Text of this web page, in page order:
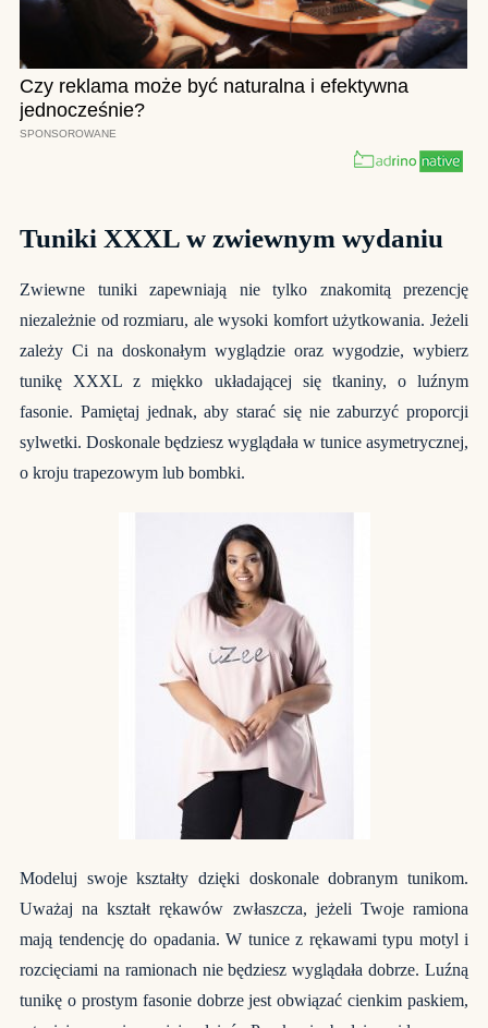
Tuniki XXXL w zwiewnym wydaniu
Zwiewne tuniki zapewniają nie tylko znakomitą prezencję
niezależnie od rozmiaru, ale wysoki komfort użytkowania. Jeżeli
zależy Ci na doskonałym wyglądzie oraz wygodzie, wybierz
tunikę XXXL z miękko układającej się tkaniny, o luźnym
fasonie. Pamiętaj jednak, aby starać się nie zaburzyć proporcji
sylwetki. Doskonale będziesz wyglądała w tunice asymetrycznej,
o kroju trapezowym lub bombki.
Modeluj swoje kształty dzięki doskonale dobranym tunikom.
Uważaj na kształt rękawów zwłaszcza, jeżeli Twoje ramiona
mają tendencję do opadania. W tunice z rękawami typu motyl i
rozcięciami na ramionach nie będziesz wyglądała dobrze. Luźną
tunikę o prostym fasonie dobrze jest obwiązać cienkim paskiem,